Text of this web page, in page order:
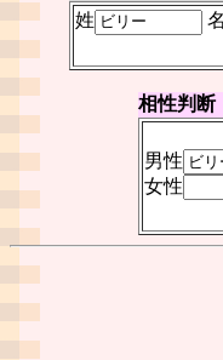
姓
名
相性判断
男性
女性